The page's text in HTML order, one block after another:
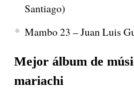
Santiago)
Mambo 23 – Juan Luis
Mejor álbum de
mariachi